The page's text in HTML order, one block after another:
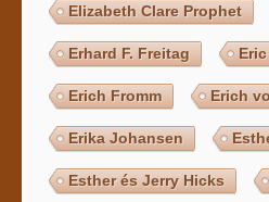
Elizabeth Clare Prophet
Erhard F. Freitag
Erich Fromm Erich
Erika Johansen
Esther és Jerry Hicks